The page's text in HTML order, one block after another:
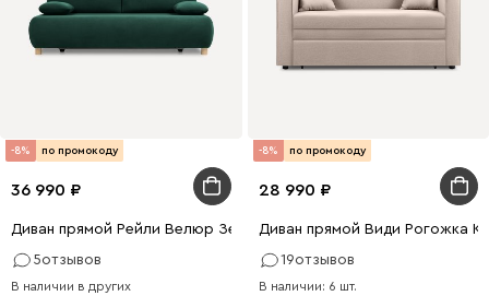
-8% по промокоду
36 990
Диван прямой Рейли Велюр Зеленый
5отзывов
В наличии в других
-8% по промокоду
28 990
Диван прямой Види Рогожка
19отзывов
В наличии: 6 шт.